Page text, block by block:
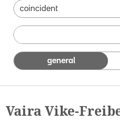
general
Vaira Vike-